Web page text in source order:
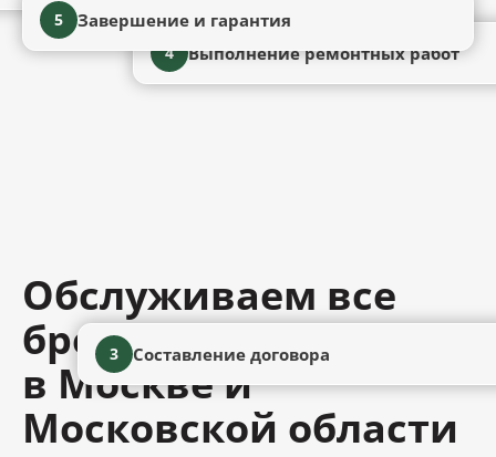
3 Составление договора
4 Выполнение ремонтных работ
5 Завершение и гарантия
Обслуживаем все
бренды сантехники
в Москве и
Московской области